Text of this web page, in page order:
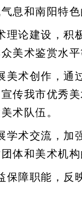
息和南阳特
理论建设，积
美术鉴赏水平
美术创作，通
传我市优秀
美术 队伍。
学术交流，加
体和美术机构
保障职能，反